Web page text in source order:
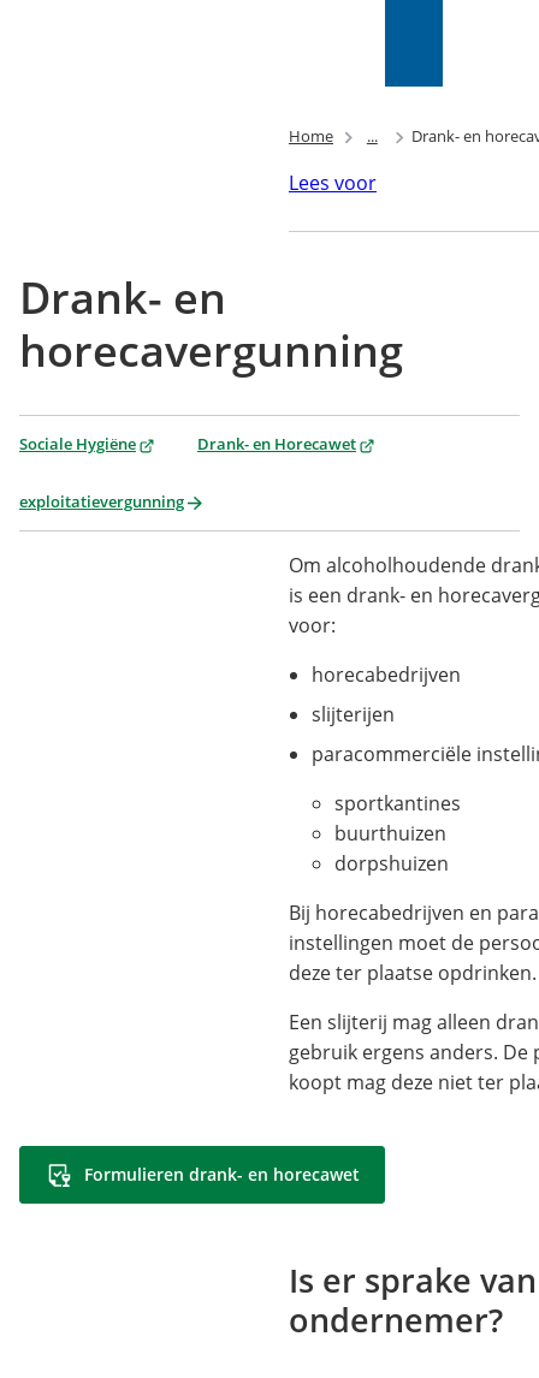
externe
Home ... Drank- en
Lees voor
Drank- en
horecavergunning
Sociale Hygiëne(VerwijstDrank- en Horecawet(Verwijst
exploitatievergunning
Om alcoholhoudende
is een drank- en
voor:
horecabedrijven
slijterijen
paracommerciële
sportkantines
buurthuizen
dorpshuizen
Bij horecabedrijven en
instellingen moet de
deze ter plaatse opdrinken.
Een slijterij mag alleen
gebruik ergens anders.
koopt mag deze niet ter
Formulieren drank- en horecawet
Is er sprake
ondernemer?